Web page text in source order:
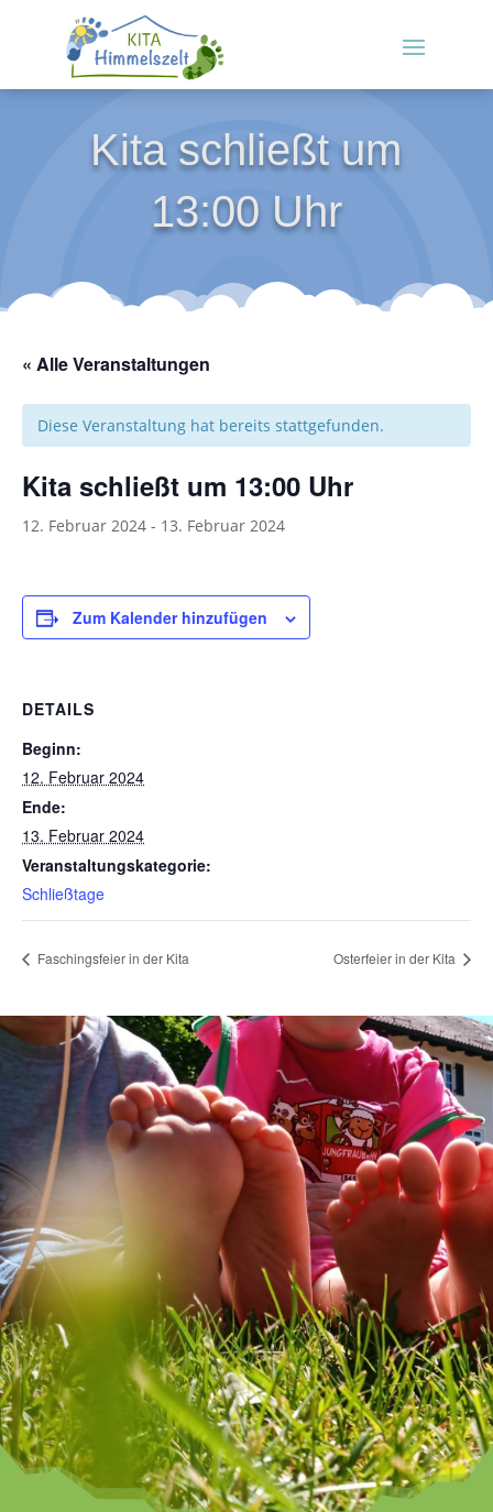
Kita schließt um
13:00 Uhr
« Alle Veranstaltungen
Diese Veranstaltung hat bereits stattgefunden.
Kita schließt um 13:00 Uhr
12. Februar 2024 - 13. Februar 2024
Zum Kalender hinzufügen
DETAILS
Beginn:
12. Februar 2024
Ende:
13. Februar 2024
Veranstaltungskategorie:
Schließtage
Faschingsfeier in der Kita Osterfeier in der Kita